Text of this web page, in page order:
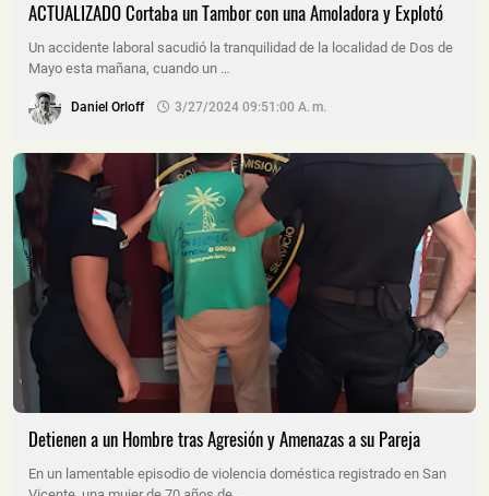
ACTUALIZADO Cortaba un Tambor con una Amoladora y Explotó
Un accidente laboral sacudió la tranquilidad de la localidad de Dos de
Mayo esta mañana, cuando un …
Daniel Orloff 3/27/2024 09:51:00 A. M.
Detienen a un Hombre tras Agresión y Amenazas a su Pareja
En un lamentable episodio de violencia doméstica registrado en San